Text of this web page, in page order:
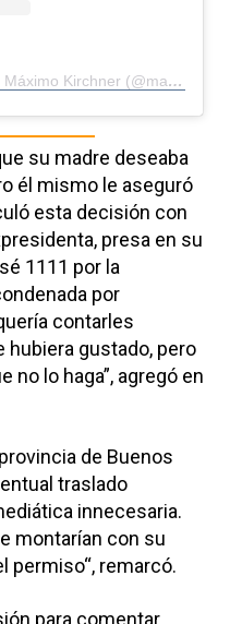
(@maximockirchner)
su madre deseaba
él mismo le aseguró
esta decisión con
presa en su
1111 por la
por
contarles
hubiera gustado, pero
no lo haga”, agregó en
de Buenos
traslado
innecesaria.
montarían con su
permiso“, remarcó.